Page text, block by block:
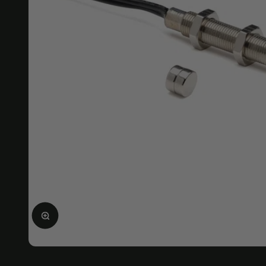
Bild vergrößern